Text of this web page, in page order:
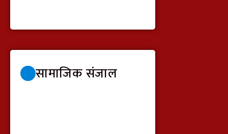
सामाजिक संजाल